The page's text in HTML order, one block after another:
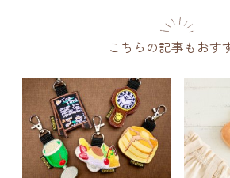
こちらの記事もおす